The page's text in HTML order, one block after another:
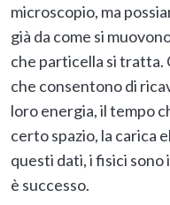
microscopio, ma
già da come si
che particella si tratta.
che consentono di
loro energia, il tempo
certo spazio, la carica
questi dati, i fisici
è successo.